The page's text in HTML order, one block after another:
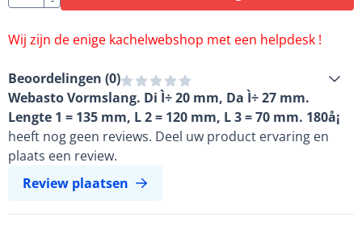
Wij zijn de enige kachelwebshop met een helpdesk !
Beoordelingen (0)
Webasto Vormslang. Di Ì÷ 20 mm, Da Ì÷ 27 mm.
Lengte 1 = 135 mm, L 2 = 120 mm, L 3 = 70 mm. 180å¡
heeft nog geen reviews. Deel uw product ervaring en
plaats een review.
Review plaatsen